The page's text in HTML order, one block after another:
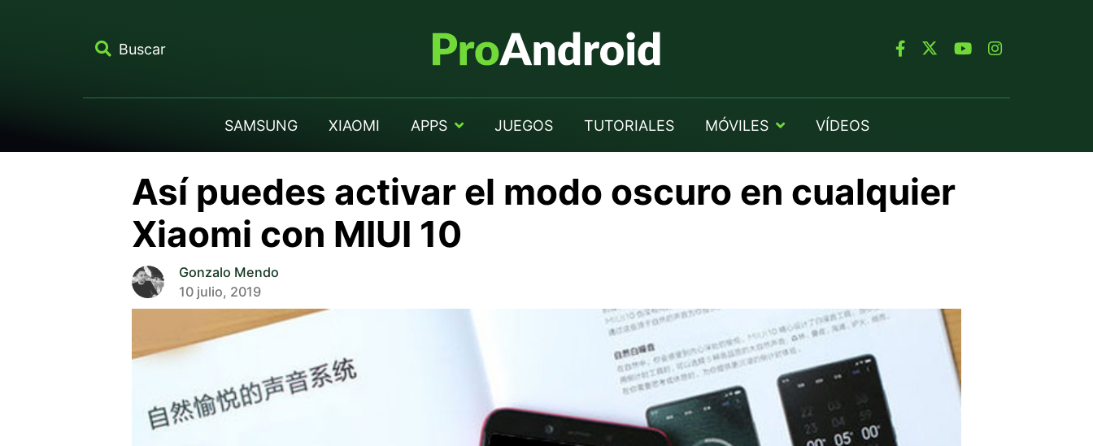
Buscar
SAMSUNG XIAOMI APPS JUEGOS TUTORIALES MÓVILES VÍDEOS
Así puedes activar el modo oscuro en cualquier
Xiaomi con MIUI 10
Gonzalo Mendo
10 julio, 2019